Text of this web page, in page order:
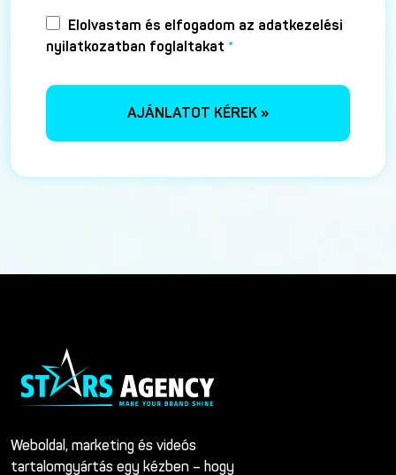
Elolvastam és elfogadom az adatkezelési
nyilatkozatban foglaltakat *
Weboldal, marketing és videós
tartalomgyártás egy kézben – hogy